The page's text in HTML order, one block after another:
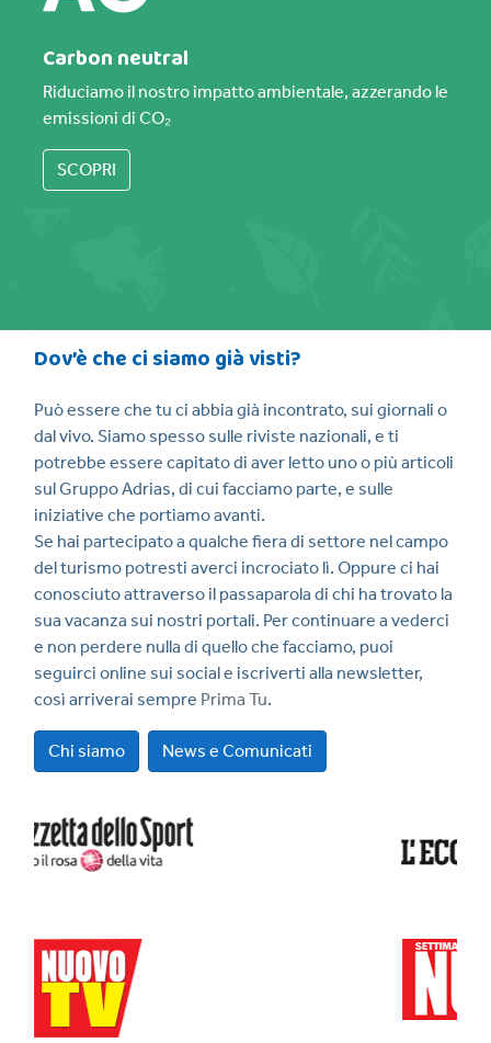
Carbon neutral
Riduciamo il nostro impatto ambientale, azzerando le
emissioni di CO₂
SCOPRI
Dov’è che ci siamo già visti?
Può essere che tu ci abbia già incontrato, sui giornali o
dal vivo. Siamo spesso sulle riviste nazionali, e ti
potrebbe essere capitato di aver letto uno o più articoli
sul Gruppo Adrias, di cui facciamo parte, e sulle
iniziative che portiamo avanti.
Se hai partecipato a qualche fiera di settore nel campo
del turismo potresti averci incrociato lì. Oppure ci hai
conosciuto attraverso il passaparola di chi ha trovato la
sua vacanza sui nostri portali. Per continuare a vederci
e non perdere nulla di quello che facciamo, puoi
seguirci online sui social e iscriverti alla newsletter,
così arriverai sempre Prima Tu.
Chi siamo News e Comunicati